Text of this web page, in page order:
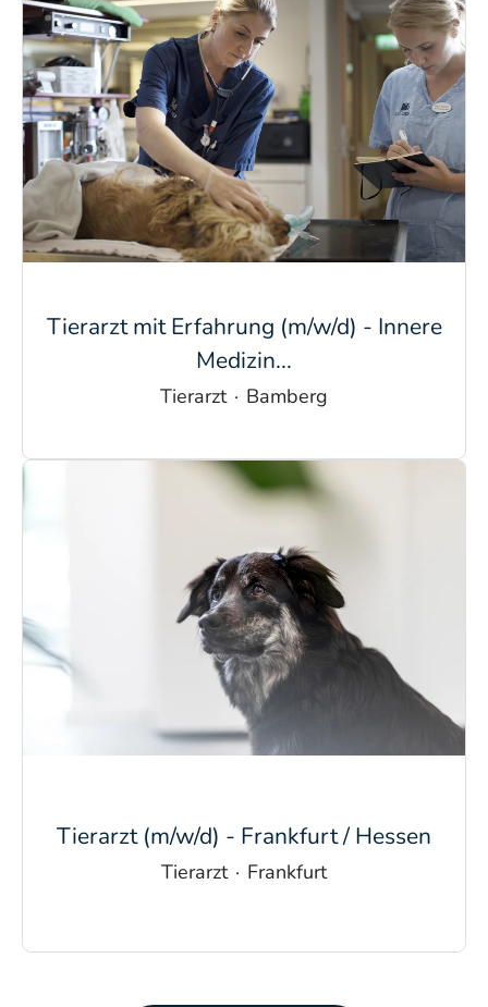
Tierarzt mit Erfahrung (m/w/d) - Innere
Medizin...
Tierarzt · Bamberg
Tierarzt (m/w/d) - Frankfurt / Hessen
Tierarzt · Frankfurt